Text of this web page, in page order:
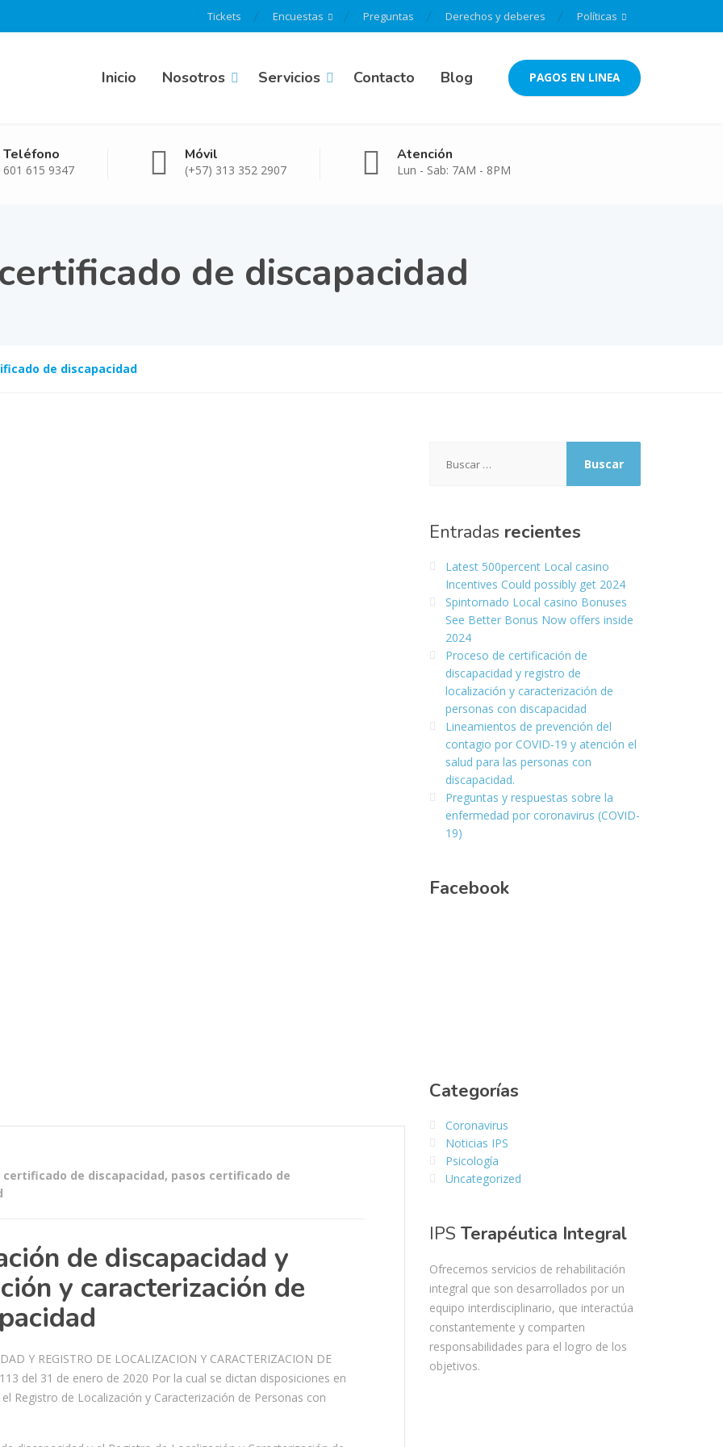
Tickets Encuestas Preguntas Derechos y deberes Políticas
Inicio Nosotros Servicios Contacto Blog PAGOS EN LINEA
Teléfono
601 615 9347
Móvil
(+57) 313 352 2907
Atención
Lun - Sab: 7AM - 8PM
de discapacidad
de discapacidad
certificado de discapacidad, pasos certificado de
de discapacidad y
y caracterización de
Y REGISTRO DE LOCALIZACION Y CARACTERIZACION DE
del 31 de enero de 2020 Por la cual se dictan disposiciones en
Registro de Localización y Caracterización de Personas con
Entradas recientes
Latest 500percent Local casino
Incentives Could possibly get 2024
Spintornado Local casino Bonuses
See Better Bonus Now offers inside
2024
Proceso de certificación de
discapacidad y registro de
localización y caracterización de
personas con discapacidad
Lineamientos de prevención del
contagio por COVID-19 y atención el
salud para las personas con
discapacidad.
Preguntas y respuestas sobre la
enfermedad por coronavirus (COVID-
19)
Facebook
Categorías
Coronavirus
Noticias IPS
Psicología
Uncategorized
IPS Terapéutica Integral
Ofrecemos servicios de rehabilitación
integral que son desarrollados por un
equipo interdisciplinario, que interactúa
constantemente y comparten
responsabilidades para el logro de los
objetivos.